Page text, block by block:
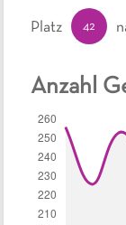
Platz 42
Anzahl